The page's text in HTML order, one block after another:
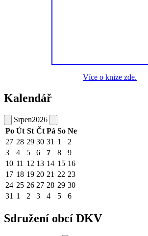
Více o knize zde.
Kalendář
Srpen2026
Po Út St Čt Pá So Ne
27 28 29 30 31 1
2
3
4 5 6 7 8
9
10 11 12 13 14 15 16
17 18 19 20 21 22 23
24 25 26 27 28 29 30
31 1 2 3 4 5 6
Sdružení obcí DKV